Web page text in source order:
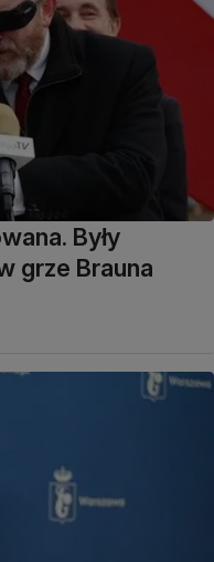
Były
grze Brauna